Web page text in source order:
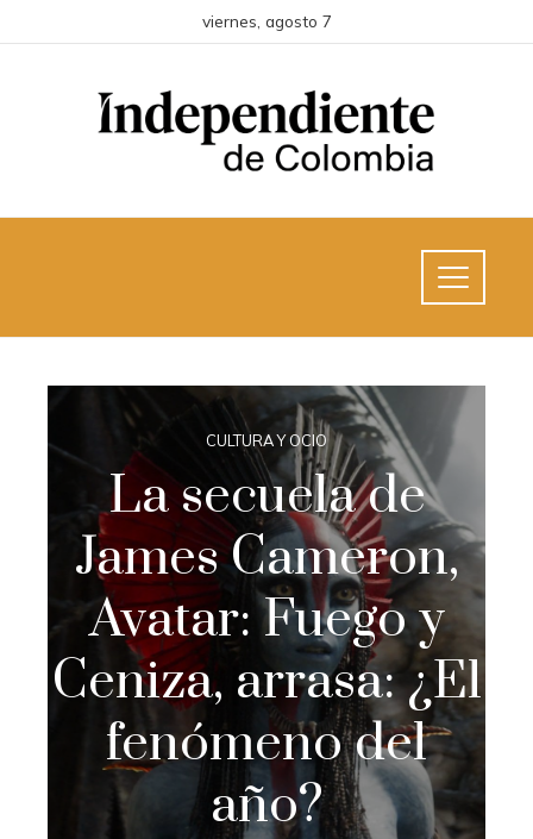
viernes, agosto 7
CULTURA Y OCIO
La secuela de
James Cameron,
Avatar: Fuego y
Ceniza, arrasa: ¿El
fenómeno del
año?